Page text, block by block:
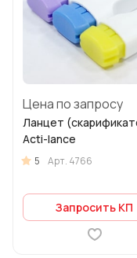
Цена по запросу
Ланцет
Acti-lance
5 Арт. 4766
Запросить КП